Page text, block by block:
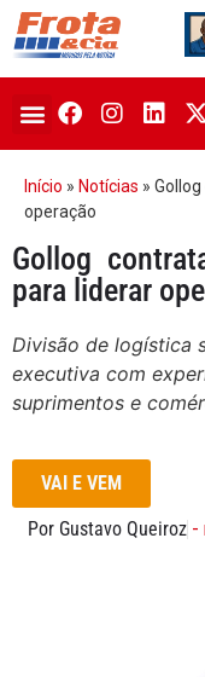
Início » Notícias »
operação
Gollog
para liderar
Divisão de logística
executiva com
suprimentos e
VAI E VEM
Por Gustavo Queiroz -